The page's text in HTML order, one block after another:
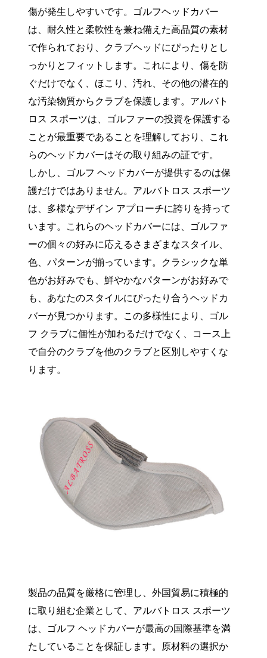
傷が発生しやすいです。ゴルフヘッドカバー
は、耐久性と柔軟性を兼ね備えた高品質の素材
で作られており、クラブヘッドにぴったりとし
っかりとフィットします。これにより、傷を防
ぐだけでなく、ほこり、汚れ、その他の潜在的
な汚染物質からクラブを保護します。アルバト
ロス スポーツは、ゴルファーの投資を保護する
ことが最重要であることを理解しており、これ
らのヘッドカバーはその取り組みの証です。
しかし、ゴルフ ヘッドカバーが提供するのは保
護だけではありません。アルバトロス スポーツ
は、多様なデザイン アプローチに誇りを持って
います。これらのヘッドカバーには、ゴルファ
ーの個々の好みに応えるさまざまなスタイル、
色、パターンが揃っています。クラシックな単
色がお好みでも、鮮やかなパターンがお好みで
も、あなたのスタイルにぴったり合うヘッドカ
バーが見つかります。この多様性により、ゴル
フ クラブに個性が加わるだけでなく、コース上
で自分のクラブを他のクラブと区別しやすくな
ります。
製品の品質を厳格に管理し、外国貿易に積極的
に取り組む企業として、アルバトロス スポーツ
は、ゴルフ ヘッドカバーが最高の国際基準を満
たしていることを保証します。原材料の選択か